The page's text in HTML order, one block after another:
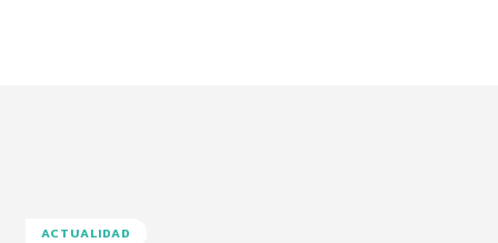
ACTUALIDAD